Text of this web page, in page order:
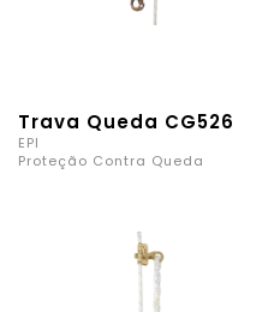
Trava Queda CG526
EPI
Proteção Contra Queda